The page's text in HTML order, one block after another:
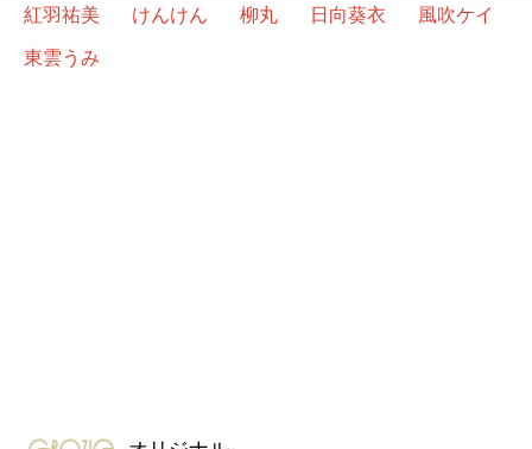
紅羽祐美
けんけん 柳丸 日向葵衣
風吹ケイ
東雲うみ
gravure-grazie